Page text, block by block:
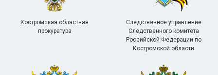
Костромская областная
прокуратура
Следственное управление
Следственного комитета
Российской Федерации по
Костромской области